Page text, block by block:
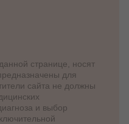
странице, носят
для
сайта не должны
и выбор